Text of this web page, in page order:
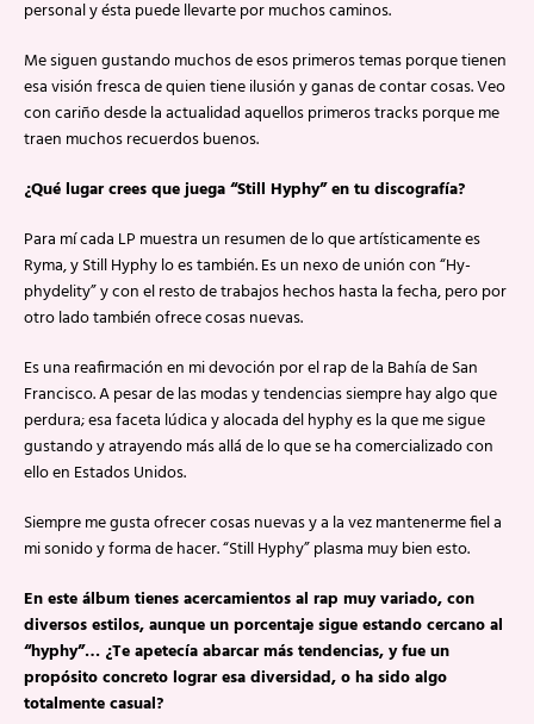
personal y ésta puede llevarte por muchos caminos.
Me siguen gustando muchos de esos primeros temas porque tienen
esa visión fresca de quien tiene ilusión y ganas de contar cosas. Veo
con cariño desde la actualidad aquellos primeros tracks porque me
traen muchos recuerdos buenos.
¿Qué lugar crees que juega “Still Hyphy” en tu discografía?
Para mí cada LP muestra un resumen de lo que artísticamente es
Ryma, y Still Hyphy lo es también. Es un nexo de unión con “Hy-
phydelity” y con el resto de trabajos hechos hasta la fecha, pero por
otro lado también ofrece cosas nuevas.
Es una reafirmación en mi devoción por el rap de la Bahía de San
Francisco. A pesar de las modas y tendencias siempre hay algo que
perdura; esa faceta lúdica y alocada del hyphy es la que me sigue
gustando y atrayendo más allá de lo que se ha comercializado con
ello en Estados Unidos.
Siempre me gusta ofrecer cosas nuevas y a la vez mantenerme fiel a
mi sonido y forma de hacer. “Still Hyphy” plasma muy bien esto.
En este álbum tienes acercamientos al rap muy variado, con
diversos estilos, aunque un porcentaje sigue estando cercano al
“hyphy”… ¿Te apetecía abarcar más tendencias, y fue un
propósito concreto lograr esa diversidad, o ha sido algo
totalmente casual?